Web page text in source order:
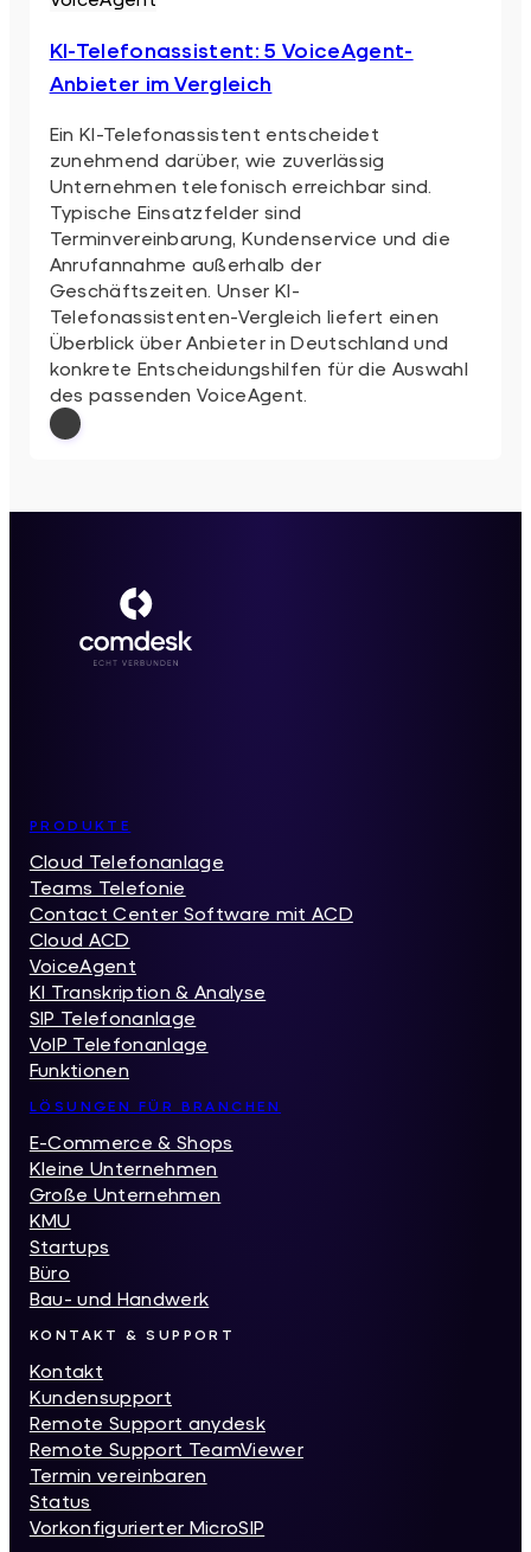
KI-Telefonassistent: 5 VoiceAgent-
Anbieter im Vergleich
Ein KI-Telefonassistent entscheidet
zunehmend darüber, wie zuverlässig
Unternehmen telefonisch erreichbar sind.
Typische Einsatzfelder sind
Terminvereinbarung, Kundenservice und die
Anrufannahme außerhalb der
Geschäftszeiten. Unser KI-
Telefonassistenten-Vergleich liefert einen
Überblick über Anbieter in Deutschland und
konkrete Entscheidungshilfen für die Auswahl
des passenden VoiceAgent.
Inhaltsverzeichnis
PRODUKTE
Cloud Telefonanlage
Teams Telefonie
Contact Center Software mit ACD
Cloud ACD
VoiceAgent
KI Transkription & Analyse
SIP Telefonanlage
VoIP Telefonanlage
Funktionen
LÖSUNGEN FÜR BRANCHEN
E-Commerce & Shops
Kleine Unternehmen
Große Unternehmen
KMU
Startups
Büro
Bau- und Handwerk
KONTAKT & SUPPORT
Kontakt
Kundensupport
Remote Support anydesk
Remote Support TeamViewer
Termin vereinbaren
Status
Vorkonfigurierter MicroSIP